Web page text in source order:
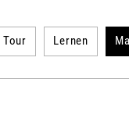
Tour Lernen